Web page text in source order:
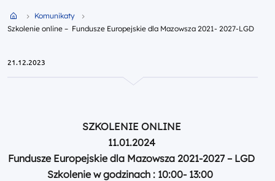
Przejdź do strony głównej portalu
Komunikaty
Szkolenie online – Fundusze Europejskie dla Mazowsza 2021- 2027-LGD
21.12.2023
SZKOLENIE ONLINE
11.01.2024
Fundusze Europejskie dla Mazowsza 2021-2027 – LGD
Szkolenie w godzinach : 10:00- 13:00